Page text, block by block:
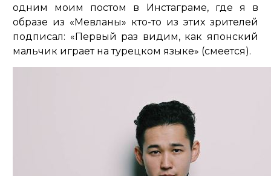
одним моим постом в Инстаграме, где я в
образе из «Мевланы» кто-то из этих зрителей
подписал: «Первый раз видим, как японский
мальчик играет на турецком языке» (смеется).